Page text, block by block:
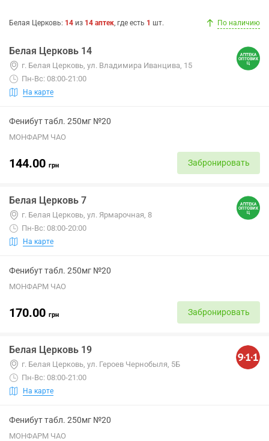
Белая Церковь: 14 из 14 аптек, где есть 1 шт. По наличию
Белая Церковь 14
г. Белая Церковь, ул. Владимира Иванцива, 15
Пн-Вс: 08:00-21:00
На карте
Фенибут табл. 250мг №20
МОНФАРМ ЧАО
144.00 грн Забронировать
Белая Церковь 7
г. Белая Церковь, ул. Ярмарочная, 8
Пн-Вс: 08:00-20:00
На карте
Фенибут табл. 250мг №20
МОНФАРМ ЧАО
170.00 грн Забронировать
Белая Церковь 19
г. Белая Церковь, ул. Героев Чернобыля, 5Б
Пн-Вс: 08:00-21:00
На карте
Фенибут табл. 250мг №20
МОНФАРМ ЧАО